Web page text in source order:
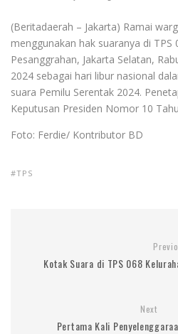
(Beritadaerah – Jakarta) Ramai
menggunakan hak suaranya di TPS
Pesanggrahan, Jakarta Selatan,
2024 sebagai hari libur nasional
suara Pemilu Serentak 2024.
Keputusan Presiden Nomor 10
Foto: Ferdie/ Kontributor BD
TPS
Kotak Suara di TPS 068
Next
Pertama Kali